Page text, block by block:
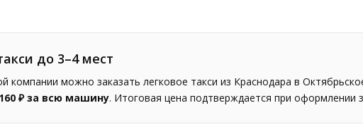
до 3–4 мест
компании можно заказать легковое такси из Краснодара в
₽ за всю машину. Итоговая цена подтверждается при оформлении